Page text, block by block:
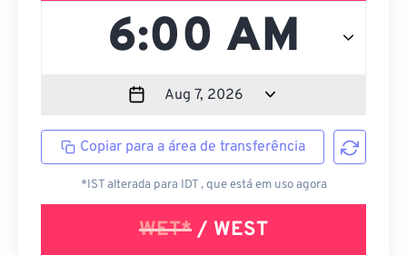
Copiar para a área de transferência
*IST alterada para IDT , que está em uso agora
WET* / WEST